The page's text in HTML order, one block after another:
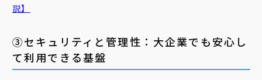
説】
③セキュリティと管理性：大企業でも安心し
て利用できる基盤